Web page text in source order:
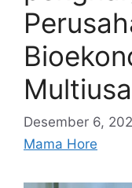
Desember 6,
Mama Hore